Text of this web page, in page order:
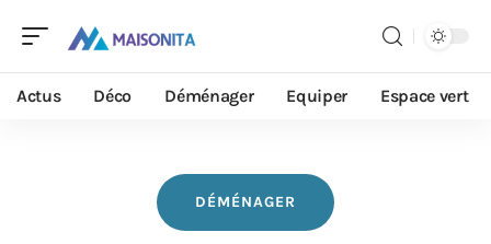
Actus Déco Déménager Equiper Espace vert
DÉMÉNAGER